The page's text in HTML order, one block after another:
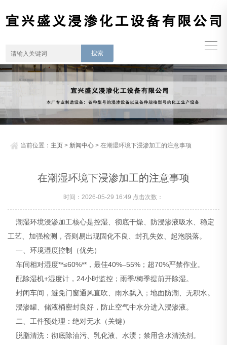
当前位置： 主页 > 新闻中心 > 在潮湿环境下浸渗加工的注意事项
在潮湿环境下浸渗加工的注意事项
时间：2026-05-29 16:49 点击次数：
潮湿环境浸渗加工核心是控湿、彻底干燥、防浸渗液吸水、稳定
工艺、加强检测，否则易出现固化不良、封孔失效、起泡脱落。
一、环境湿度控制（优先）
车间相对湿度**≤60%**，最佳40%–55%；超70%严禁作业。
配除湿机+湿度计，24小时监控；雨季/梅季提前开除湿。
封闭车间，避免门窗通风直吹、雨水飘入；地面防潮、无积水。
浸渗罐、储液桶密封良好，防止空气中水分进入浸渗液。
二、工件预处理：绝对无水（关键）
脱脂清洗：彻底除油污、乳化液、水渍；禁用含水清洗剂。